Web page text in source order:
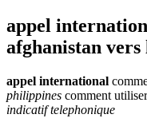
appel
afghanistan
appel international
philippines comment
indicatif telephonique